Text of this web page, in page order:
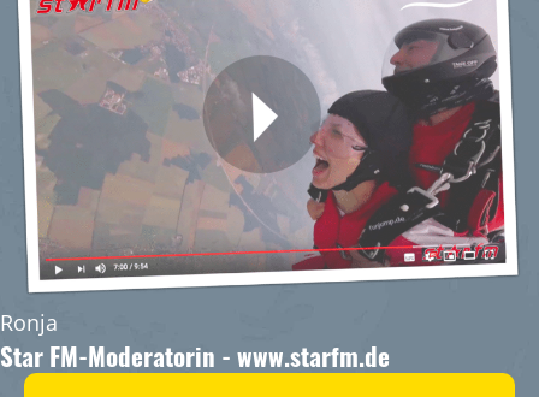
Ronja
Star FM-Moderatorin - www.starfm.de